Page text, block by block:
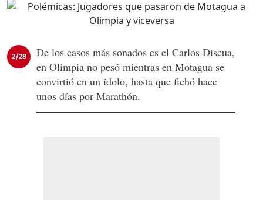
2/28
De los casos más sonados es el Carlos Discua,
en Olimpia no pesó mientras en Motagua se
convirtió en un ídolo, hasta que fichó hace
unos días por Marathón.